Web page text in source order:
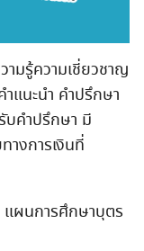
มรู้ความเชี่ยวชาญ
ำแนะนำ คำปรึกษา
บคำปรึกษา มี
างการเงินที่
ผนการศึกษาบุตร